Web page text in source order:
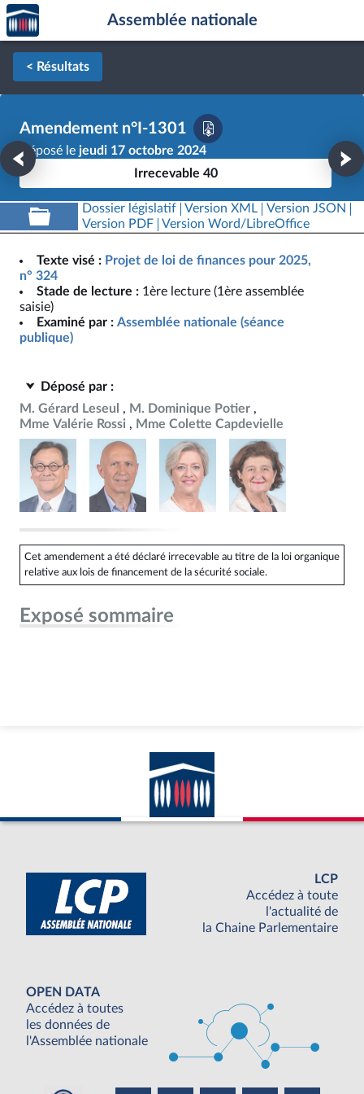
Aller au contenu
Aller en bas de la page
Accèder
à la
page
d'accueil
Assemblée nationale
< Résultats
Amendement n°I-1301
Déposé le jeudi 17 octobre 2024
Irrecevable 40
Dossier législatif Version XML
Version JSON
Version PDF
Version Word/LibreOffice
Texte visé : Projet de loi de finances pour 2025,
n° 324
Stade de lecture : 1ère lecture (1ère assemblée
saisie)
Examiné par : Assemblée nationale (séance
publique)
Déposé par :
M. Gérard Leseul
M. Dominique Potier
Mme Valérie Rossi
Mme Colette Capdevielle
Cet amendement a été déclaré irrecevable au titre de la loi organique
relative aux lois de financement de la sécurité sociale.
Exposé sommaire
LCP
Accédez à toute
l'actualité de
la Chaine Parlementaire
OPEN DATA
Accédez à toutes
les données de
l'Assemblée nationale